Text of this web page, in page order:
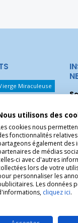
Miraculeuse
Défait Les Noeuds
Sainte Thérèse
Saint Christophe
utilisons des
cookies nous
fonctionnalités
également des
de médias
ci avec d'autres
lors de votre
personnaliser les
Les données
cliquez ici.